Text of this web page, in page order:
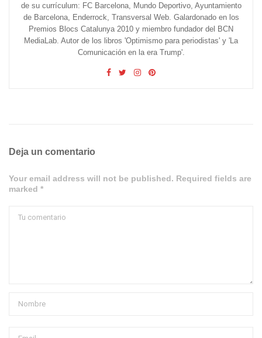
de su currículum: FC Barcelona, Mundo Deportivo, Ayuntamiento
de Barcelona, Enderrock, Transversal Web. Galardonado en los
Premios Blocs Catalunya 2010 y miembro fundador del BCN
MediaLab. Autor de los libros 'Optimismo para periodistas' y 'La
Comunicación en la era Trump'.
Deja un comentario
Your email address will not be published. Required fields are
marked *